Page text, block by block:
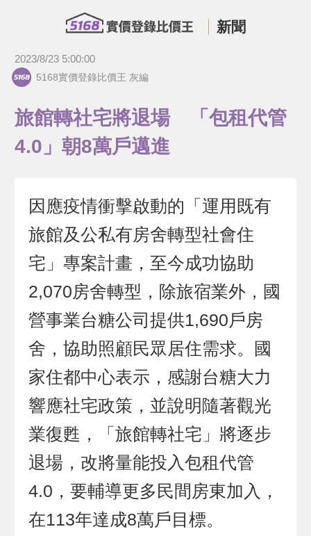
新聞
2023/8/23 5:00:00
5168實價登錄比價王 灰編
旅館轉社宅將退場 「包租代管
4.0」朝8萬戶邁進
因應疫情衝擊啟動的「運用既有
旅館及公私有房舍轉型社會住
宅」專案計畫，至今成功協助
2,070房舍轉型，除旅宿業外，國
營事業台糖公司提供1,690戶房
舍，協助照顧民眾居住需求。國
家住都中心表示，感謝台糖大力
響應社宅政策，並說明隨著觀光
業復甦，「旅館轉社宅」將逐步
退場，改將量能投入包租代管
4.0，要輔導更多民間房東加入，
在113年達成8萬戶目標。